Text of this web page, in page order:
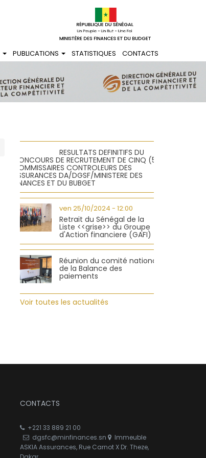
PUBLICATIONS STATISTIQUES CONTACTS
RESULTATS DEFINITIFS DU
CONCOURS DE RECRUTEMENT DE CINQ (5)
COMMISSAIRES CONTROLEURS DES
ASSURANCES DA/DGSF/MINISTERE DES
FINANCES ET DU BUBGET
ven 25/10/2024 - 12:00
Retrait du Sénégal de la
Liste <<grise>> du Groupe
d'Action financiere (GAFI)
Réunion du comité national
de la Balance des
paiements
Voir toutes les actualités
CONTACTS
+221 33 889 21 00
dgsfc@minfinances.sn
Immeuble
ASKIA Assurances, Rue Carnot X Dr. Theze,